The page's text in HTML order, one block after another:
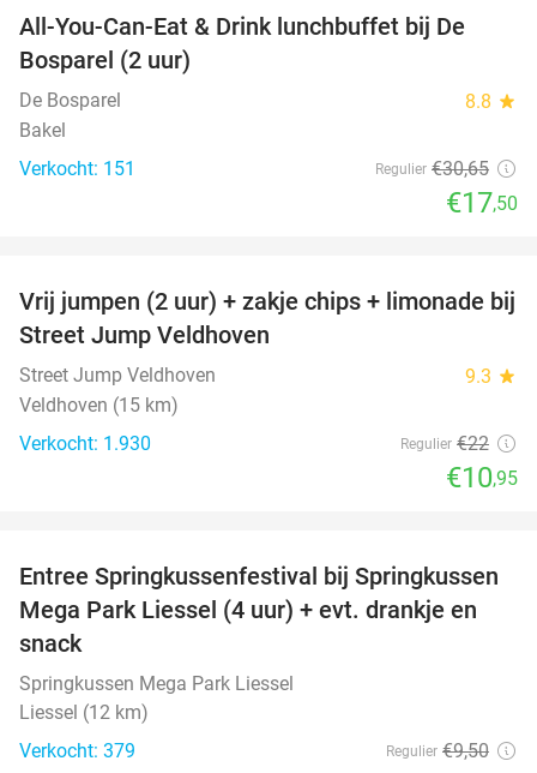
43%
All-You-Can-Eat & Drink lunchbuffet bij De
Bosparel (2 uur)
De Bosparel 8.8 star
Bakel
Verkocht: 151
Regulier €30,65
€17,50
50%
Vrij jumpen (2 uur) + zakje chips + limonade bij
Street Jump Veldhoven
Street Jump Veldhoven 9.3 star
Veldhoven (15 km)
Verkocht: 1.930
Regulier €22
€10,95
53%
Entree Springkussenfestival bij Springkussen
Mega Park Liessel (4 uur) + evt. drankje en
snack
Springkussen Mega Park Liessel
Liessel (12 km)
Verkocht: 379
Regulier €9,50